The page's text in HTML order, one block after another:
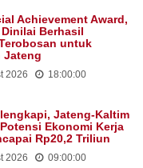
Achievement Award,
Berhasil
untuk
Jateng
2026 18:00:00
Jateng-Kaltim
Ekonomi Kerja
Rp20,2 Triliun
2026 09:00:00